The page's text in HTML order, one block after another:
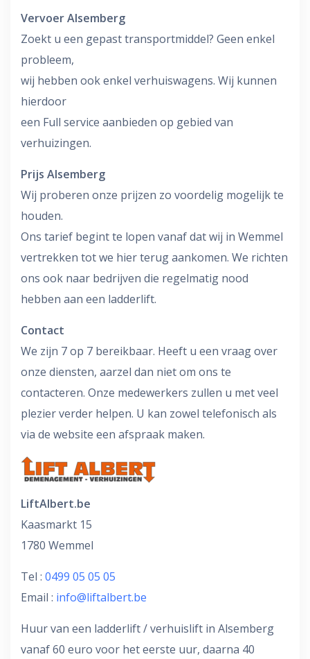
Vervoer Alsemberg
Zoekt u een gepast transportmiddel? Geen enkel
probleem,
wij hebben ook enkel verhuiswagens. Wij kunnen
hierdoor
een Full service aanbieden op gebied van
verhuizingen.
Prijs Alsemberg
Wij proberen onze prijzen zo voordelig mogelijk te
houden.
Ons tarief begint te lopen vanaf dat wij in Wemmel
vertrekken tot we hier terug aankomen. We richten
ons ook naar bedrijven die regelmatig nood
hebben aan een ladderlift.
Contact
We zijn 7 op 7 bereikbaar. Heeft u een vraag over
onze diensten, aarzel dan niet om ons te
contacteren. Onze medewerkers zullen u met veel
plezier verder helpen. U kan zowel telefonisch als
via de website een afspraak maken.
LiftAlbert.be
Kaasmarkt 15
1780 Wemmel
Tel : 0499 05 05 05
Email : info@liftalbert.be
Huur van een ladderlift / verhuislift in Alsemberg
vanaf 60 euro voor het eerste uur, daarna 40